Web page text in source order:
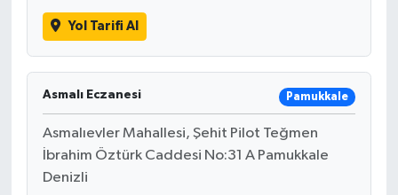
Yol Tarifi Al
Asmalı Eczanesi Pamukkale
Asmalıevler Mahallesi, Şehit Pilot Teğmen
İbrahim Öztürk Caddesi No:31 A Pamukkale
Denizli